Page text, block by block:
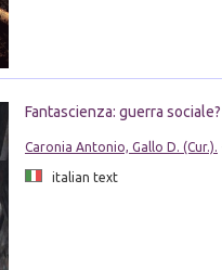
Fantascienza: guerra sociale?
Caronia Antonio, Gallo D. (Cur.).
italian text